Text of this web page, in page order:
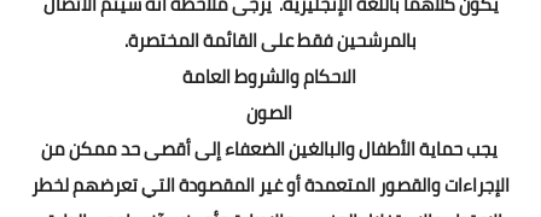
بالمرشحين فقط على القائمة المختصرة.
الاحكام والشروط العامة
الصون
يجب حماية الأطفال والبالغين الضعفاء إلى أقصى حد ممكن من
الإجراءات والقصور المتعمدة أو غير المقصودة التي تعرضهم لخطر